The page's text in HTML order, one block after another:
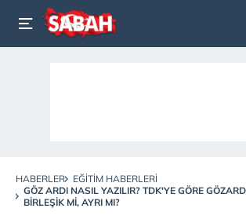
HABERLER
EĞITIM HABERLERI
GÖZ ARDI NASIL YAZILIR? TDK'YE GÖRE
BIRLEŞIK MI, AYRI MI?